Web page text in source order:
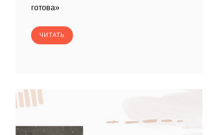
готова»
ЧИТАТЬ